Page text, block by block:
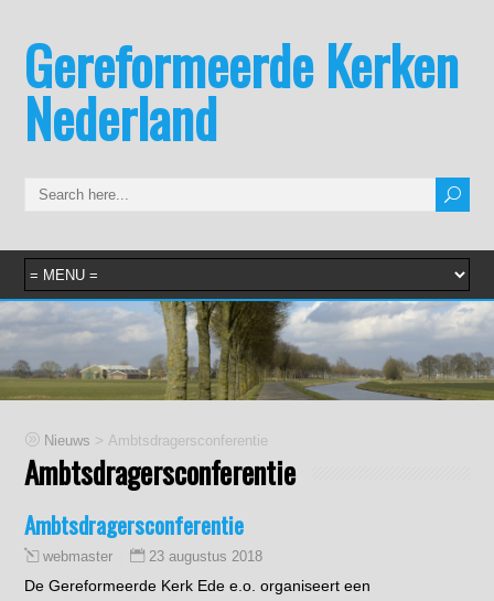
Gereformeerde Kerken
Nederland
Nieuws > Ambtsdragersconferentie
Ambtsdragersconferentie
Ambtsdragersconferentie
webmaster 23 augustus 2018
De Gereformeerde Kerk Ede e.o. organiseert een